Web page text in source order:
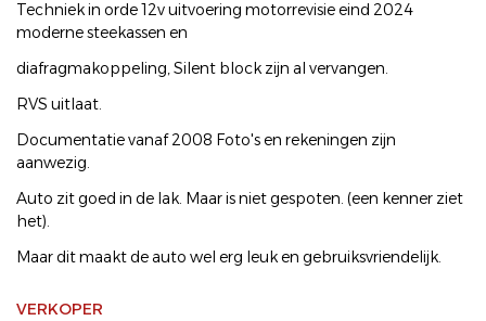
Techniek in orde 12v uitvoering motorrevisie eind 2024
moderne steekassen en
diafragmakoppeling, Silent block zijn al vervangen.
RVS uitlaat.
Documentatie vanaf 2008 Foto's en rekeningen zijn
aanwezig.
Auto zit goed in de lak. Maar is niet gespoten. (een kenner ziet
het).
Maar dit maakt de auto wel erg leuk en gebruiksvriendelijk.
VERKOPER